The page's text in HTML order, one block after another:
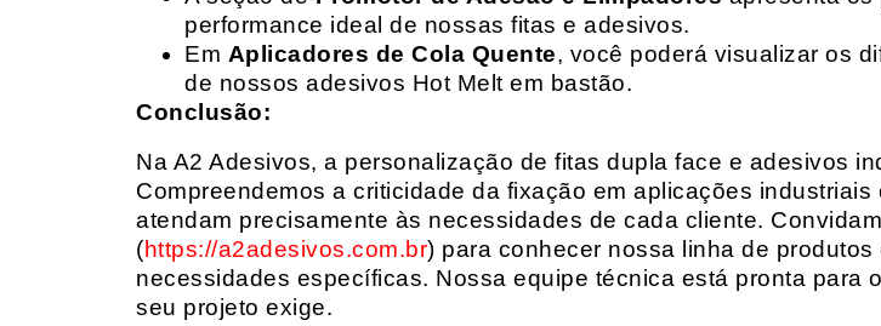
performance ideal de nossas fitas e adesivos.
Em Aplicadores de Cola Quente, você poderá visualizar os
de nossos adesivos Hot Melt em bastão.
Conclusão:
Na A2 Adesivos, a personalização de fitas dupla face e adesivos
Compreendemos a criticidade da fixação em aplicações
atendam precisamente às necessidades de cada cliente.
(https://a2adesivos.com.br) para conhecer nossa linha de
necessidades específicas. Nossa equipe técnica está pronta para
seu projeto exige.